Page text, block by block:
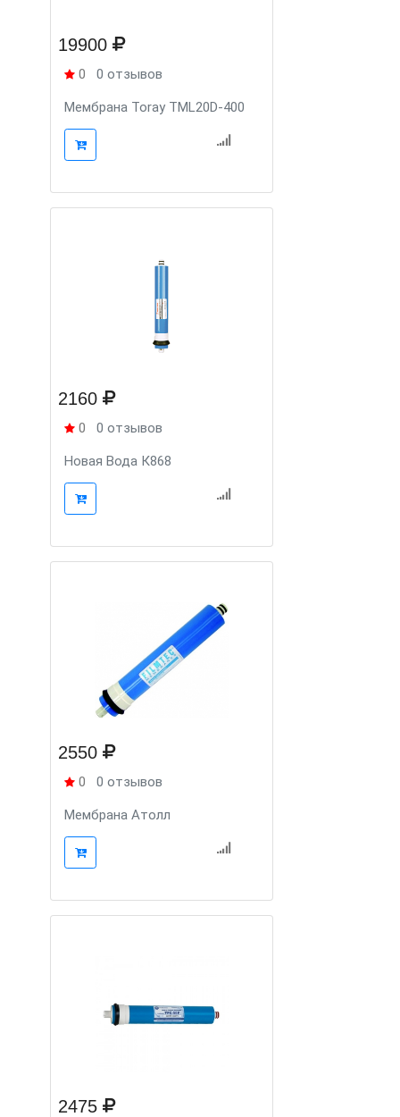
19900
0 0 отзывов
Мембрана Toray TML20D-400
2160
0 0 отзывов
Новая Вода К868
2550
0 0 отзывов
Мембрана Атолл
2475